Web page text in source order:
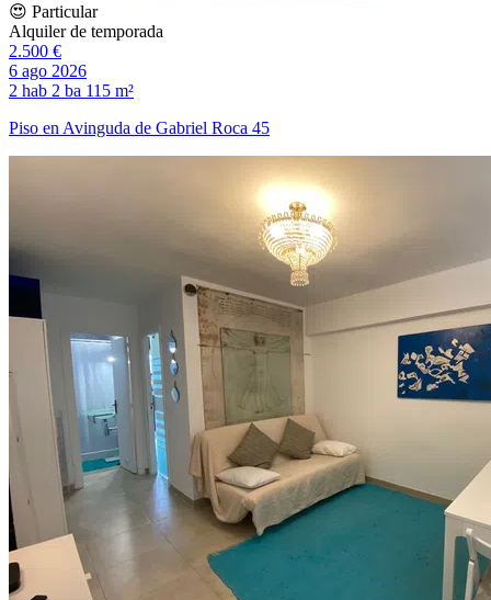
😍 Particular
Alquiler de temporada
2.500 €
6 ago 2026
2 hab 2 ba 115 m²
Piso en Avinguda de Gabriel Roca 45